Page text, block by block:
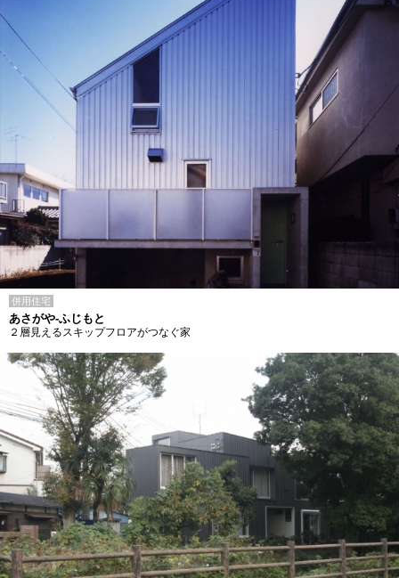
併用住宅
あさがや-ふじもと
２層見えるスキップフロアがつなぐ家